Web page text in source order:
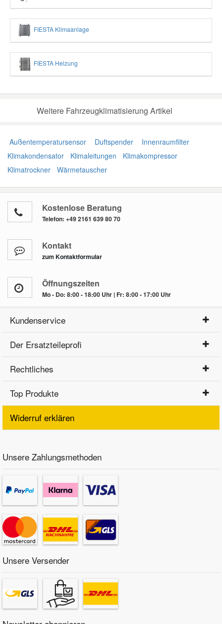
FIESTA Klimaanlage
FIESTA Heizung
Weitere Fahrzeugklimatisierung Artikel
Außentemperatursensor Duftspender
Innenraumfilter
Klimakondensator
Klimaleitungen
Klimakompressor
Klimatrockner
Wärmetauscher
Kostenlose Beratung
Telefon: +49 2161 639 80 70
Kontakt
zum Kontaktformular
Öffnungszeiten
Mo - Do: 8:00 - 18:00 Uhr | Fr: 8:00 - 17:00 Uhr
Kundenservice
Der Ersatzteileprofi
Rechtliches
Top Produkte
Widerruf erklären
Unsere Zahlungsmethoden
Unsere Versender